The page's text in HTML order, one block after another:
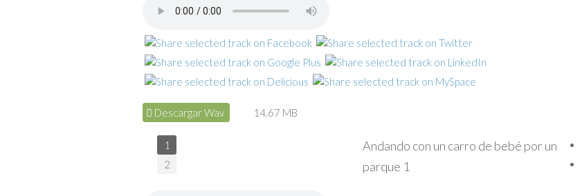
Descargar Wav 14.67 MB
Andando con un carro de bebé por un
parque 1
1
2